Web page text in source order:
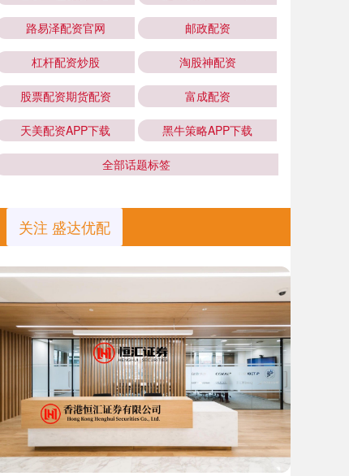
路易泽配资官网 邮政配资
杠杆配资炒股 淘股神配资
股票配资期货配资 富成配资
天美配资APP下载 黑牛策略APP下载
全部话题标签
关注 盛达优配